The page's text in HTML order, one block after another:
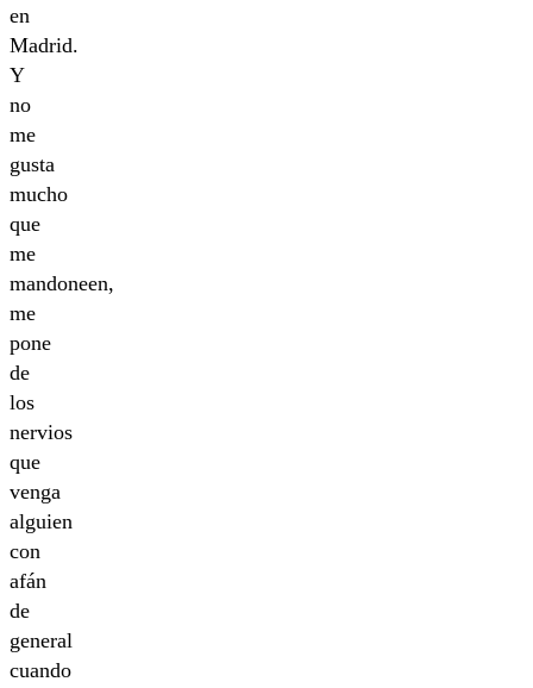
en
Madrid.
Y
no
me
gusta
mucho
que
me
mandoneen,
me
pone
de
los
nervios
que
venga
alguien
con
afán
de
general
cuando